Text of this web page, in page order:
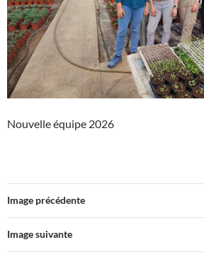
Nouvelle équipe 2026
Image précédente
Image suivante